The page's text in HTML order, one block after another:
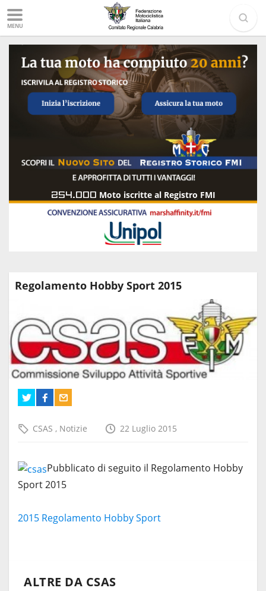
MENU
254.000 Moto iscritte al Registro FMI
Regolamento Hobby Sport 2015
CSAS , Notizie 22 Luglio 2015
Pubblicato di seguito il Regolamento Hobby
Sport 2015
2015 Regolamento Hobby Sport
ALTRE DA CSAS